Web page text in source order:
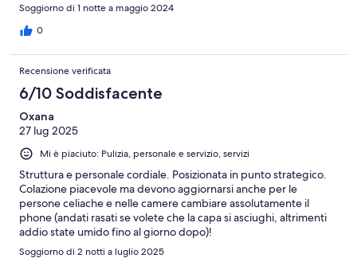
Soggiorno di 1 notte a maggio 2024
0
Recensione verificata
6/10 Soddisfacente
Oxana
27 lug 2025
Mi è piaciuto: Pulizia, personale e servizio, servizi
Struttura e personale cordiale. Posizionata in punto strategico.
Colazione piacevole ma devono aggiornarsi anche per le
persone celiache e nelle camere cambiare assolutamente il
phone (andati rasati se volete che la capa si asciughi, altrimenti
addio state umido fino al giorno dopo)!
Soggiorno di 2 notti a luglio 2025